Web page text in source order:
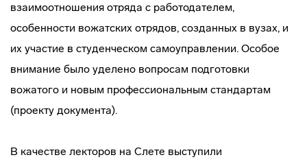
взаимоотношения отряда с работодателем,
особенности вожатских отрядов, созданных в вузах, и
их участие в студенческом самоуправлении. Особое
внимание было уделено вопросам подготовки
вожатого и новым профессиональным стандартам
(проекту документа).
В качестве лекторов на Слете выступили